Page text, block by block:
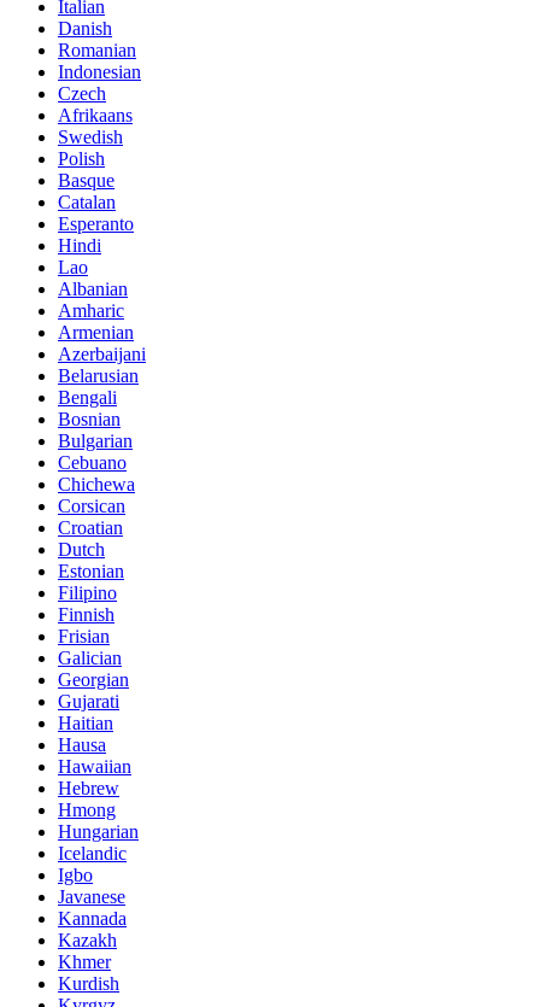
Italian
Danish
Romanian
Indonesian
Czech
Afrikaans
Swedish
Polish
Basque
Catalan
Esperanto
Hindi
Lao
Albanian
Amharic
Armenian
Azerbaijani
Belarusian
Bengali
Bosnian
Bulgarian
Cebuano
Chichewa
Corsican
Croatian
Dutch
Estonian
Filipino
Finnish
Frisian
Galician
Georgian
Gujarati
Haitian
Hausa
Hawaiian
Hebrew
Hmong
Hungarian
Icelandic
Igbo
Javanese
Kannada
Kazakh
Khmer
Kurdish